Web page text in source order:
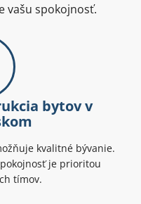
vašu spokojnosť.
bytov v
kvalitné bývanie.
je prioritou
tímov.